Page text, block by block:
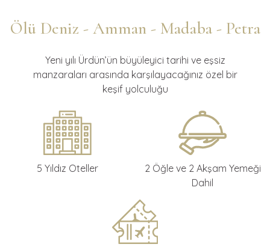
Ölü Deniz - Amman - Madaba - Petra
Yeni yılı Ürdün’ün büyüleyici tarihi ve eşsiz
manzaraları arasında karşılayacağınız özel bir
keşif yolculuğu
5 Yıldız Oteller
2 Öğle ve 2 Akşam Yemeği
Dahil